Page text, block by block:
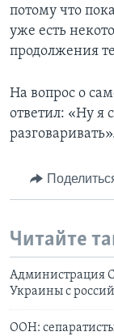
потому что
уже есть
продолжения
На вопрос о
ответил: «Ну я
Читайте
Администрация
Украины с
ООН: